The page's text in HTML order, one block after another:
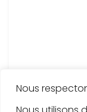
Nous